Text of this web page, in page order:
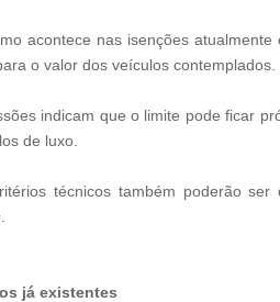
acontece nas isenções
o valor dos veículos contemplados.
indicam que o limite pode ficar
de luxo.
técnicos também poderão
já existentes